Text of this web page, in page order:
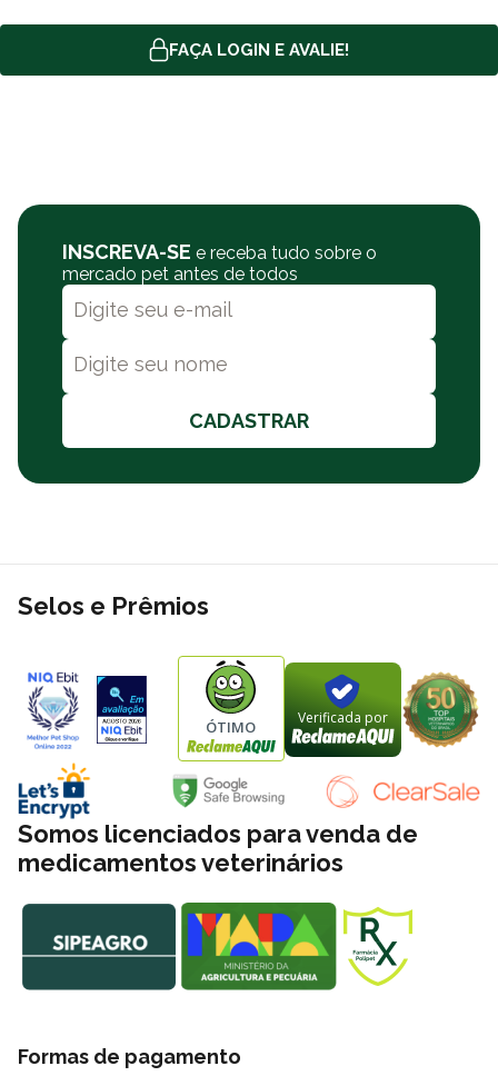
FAÇA LOGIN E AVALIE!
INSCREVA-SE e receba tudo sobre o
mercado pet antes de todos
CADASTRAR
Selos e Prêmios
ÓTIMO Verificada por
Somos licenciados para venda de
medicamentos veterinários
Formas de pagamento